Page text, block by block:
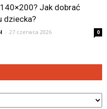
Jak dobrać
dziecka?
- 27 czerwca 2026 0